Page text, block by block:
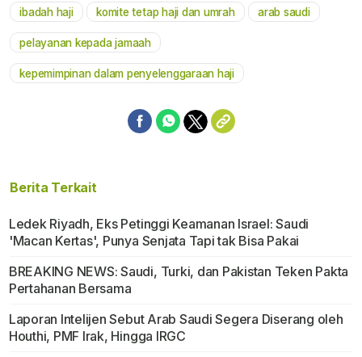
ibadah haji komite tetap haji dan umrah arab saudi
pelayanan kepada jamaah
kepemimpinan dalam penyelenggaraan haji
Berita Terkait
Ledek Riyadh, Eks Petinggi Keamanan Israel: Saudi
'Macan Kertas', Punya Senjata Tapi tak Bisa Pakai
BREAKING NEWS: Saudi, Turki, dan Pakistan Teken Pakta
Pertahanan Bersama
Laporan Intelijen Sebut Arab Saudi Segera Diserang oleh
Houthi, PMF Irak, Hingga IRGC